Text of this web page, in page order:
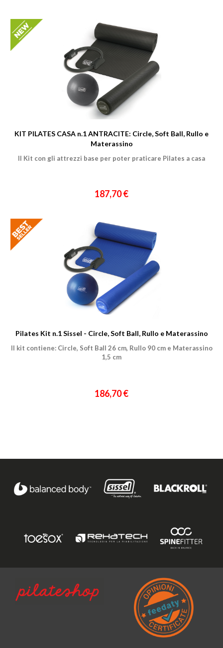
KIT PILATES CASA n.1 ANTRACITE: Circle, Soft Ball, Rullo e
Materassino
Il Kit con gli attrezzi base per poter praticare Pilates a casa
187,70 €
Pilates Kit n.1 Sissel - Circle, Soft Ball, Rullo e Materassino
Il kit contiene: Circle, Soft Ball 26 cm, Rullo 90 cm e Materassino
1,5 cm
186,70 €